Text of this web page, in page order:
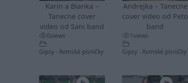
Karin a Bianka –
Tanecne cover
video od Sani band
0views
Gipsy - Romské písničky
Andrejka – Tanecne
cover video od Peto
band
1views
Gipsy - Romské písničky